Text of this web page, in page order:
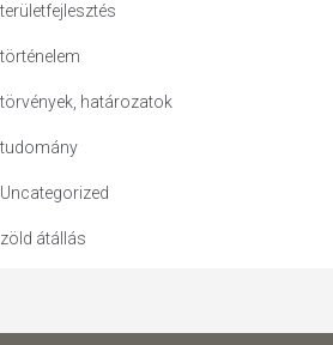
területfejlesztés
történelem
törvények, határozatok
tudomány
Uncategorized
zöld átállás